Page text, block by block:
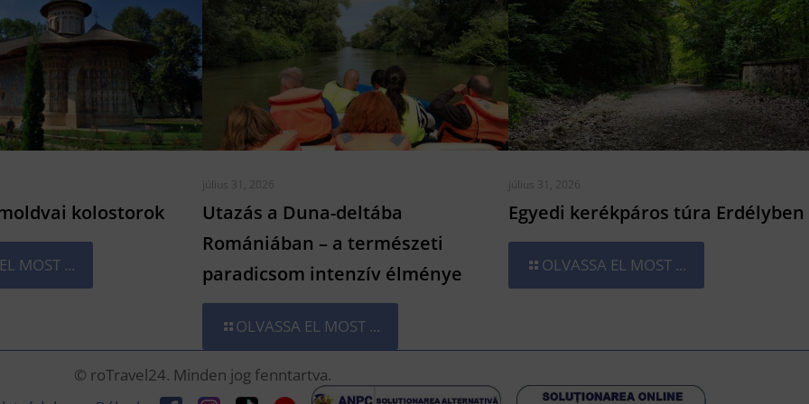
kolostorok
MOST ...
július 31, 2026
Utazás a Duna-deltába
Romániában – a természeti
paradicsom intenzív élménye
OLVASSA EL MOST ...
július 31, 2026
Egyedi kerékpáros túra Erdélyben
OLVASSA EL MOST ...
© roTravel24. Minden jog fenntartva.